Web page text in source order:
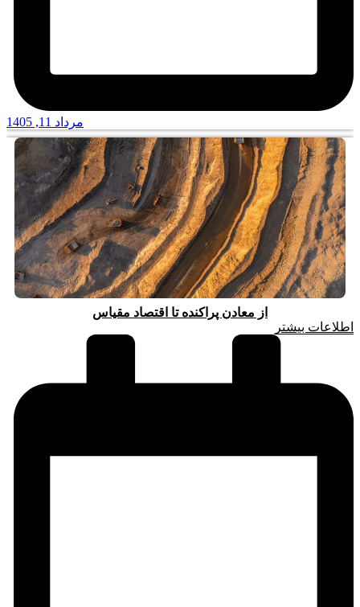
مرداد 11, 1405
از معادن پراکنده تا اقتصاد مقیاس
اطلاعات بیشتر